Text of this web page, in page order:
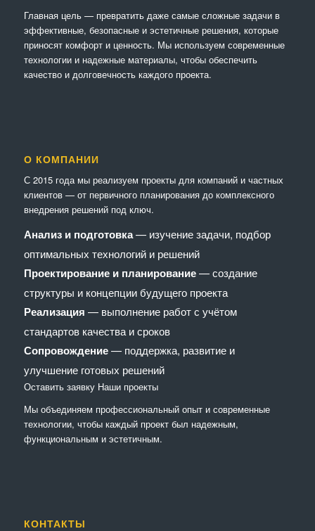
Главная цель — превратить даже самые сложные задачи в
эффективные, безопасные и эстетичные решения, которые
приносят комфорт и ценность. Мы используем современные
технологии и надежные материалы, чтобы обеспечить
качество и долговечность каждого проекта.
О КОМПАНИИ
С 2015 года мы реализуем проекты для компаний и частных
клиентов — от первичного планирования до комплексного
внедрения решений под ключ.
Анализ и подготовка— изучение задачи, подбор
оптимальных технологий и решений
Проектирование и планирование— создание
структуры и концепции будущего проекта
Реализация — выполнение работ с учётом
стандартов качества и сроков
Сопровождение— поддержка, развитие и
улучшение готовых решений
Оставить заявку Наши проекты
Мы объединяем профессиональный опыт и современные
технологии, чтобы каждый проект был надежным,
функциональным и эстетичным.
КОНТАКТЫ